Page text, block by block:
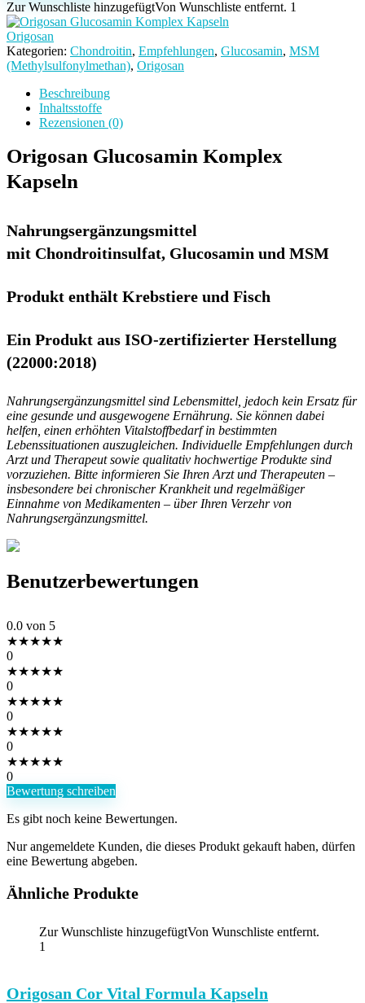
Komplex
Kapseln
Menge
Zur Wunschliste hinzugefügtVon Wunschliste entfernt. 1
Origosan
Kategorien: Chondroitin, Empfehlungen, Glucosamin, MSM
(Methylsulfonylmethan), Origosan
Beschreibung
Inhaltsstoffe
Rezensionen (0)
Origosan Glucosamin Komplex
Kapseln
Nahrungsergänzungsmittel
mit Chondroitinsulfat, Glucosamin und MSM
Produkt enthält Krebstiere und Fisch
Ein Produkt aus ISO-zertifizierter Herstellung
(22000:2018)
Nahrungsergänzungsmittel sind Lebensmittel, jedoch kein Ersatz für
eine gesunde und ausgewogene Ernährung. Sie können dabei
helfen, einen erhöhten Vitalstoffbedarf in bestimmten
Lebenssituationen auszugleichen. Individuelle Empfehlungen durch
Arzt und Therapeut sowie qualitativ hochwertige Produkte sind
vorzuziehen. Bitte informieren Sie Ihren Arzt und Therapeuten –
insbesondere bei chronischer Krankheit und regelmäßiger
Einnahme von Medikamenten – über Ihren Verzehr von
Nahrungsergänzungsmittel.
Benutzerbewertungen
0.0 von 5
★★★★★
0
★★★★★
0
★★★★★
0
★★★★★
0
★★★★★
0
Bewertung schreiben
Es gibt noch keine Bewertungen.
Nur angemeldete Kunden, die dieses Produkt gekauft haben, dürfen
eine Bewertung abgeben.
Ähnliche Produkte
Zur Wunschliste hinzugefügtVon Wunschliste entfernt.
1
Origosan Cor Vital Formula Kapseln